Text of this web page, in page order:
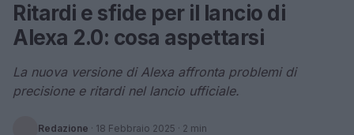
Ritardi e sfide per il lancio di
Alexa 2.0: cosa aspettarsi
La nuova versione di Alexa affronta problemi di
precisione e ritardi nel lancio ufficiale.
Redazione · 18 Febbraio 2025 · 2 min